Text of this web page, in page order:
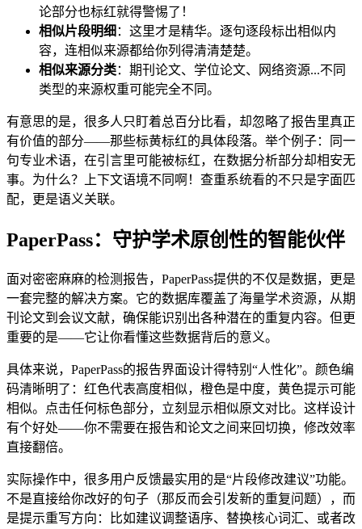
论部分也标红就得警惕了！
相似片段明细 ：这里才是精华。逐句逐段标出相似内
容，连相似来源都给你列得清清楚楚。
相似来源分类：期刊论文、学位论文、网络资源...不同
类型的来源权重可能完全不同。
有意思的是，很多人只盯着总百分比看，却忽略了报告里真正
有价值的部分——那些标黄标红的具体段落。举个例子：同一
句专业术语，在引言里可能被标红，在数据分析部分却相安无
事。为什么？上下文语境不同啊！查重系统看的不只是字面匹
配，更是语义关联。
PaperPass：守护学术原创性的智能伙伴
面对密密麻麻的检测报告，PaperPass提供的不仅是数据，更是
一套完整的解决方案。它的数据库覆盖了海量学术资源，从期
刊论文到会议文献，确保能识别出各种潜在的重复内容。但更
重要的是——它让你看懂这些数据背后的意义。
具体来说，PaperPass的报告界面设计得特别“人性化”。颜色编
码清晰明了：红色代表高度相似，橙色是中度，黄色提示可能
相似。点击任何标色部分，立刻显示相似原文对比。这样设计
有个好处——你不需要在报告和论文之间来回切换，修改效率
直接翻倍。
实际操作中，很多用户反馈最实用的是“片段修改建议”功能。
不是直接给你改好的句子（那反而会引发新的重复问题），而
是提示重写方向：比如建议调整语序、替换核心词汇、或者改